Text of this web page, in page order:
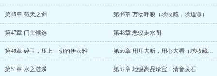
第45章 截天之剑 第46章 万物呼吸（求收藏，求追读）
第47章 门主候选 第48章 恶蛟走水图
第49章 碎玉，压上一切的伊云雅 第50章 用耳去听，用心去看（求收藏，求追读）
第51章 水之涟漪 第52章 地级高品珍宝：清音泉石